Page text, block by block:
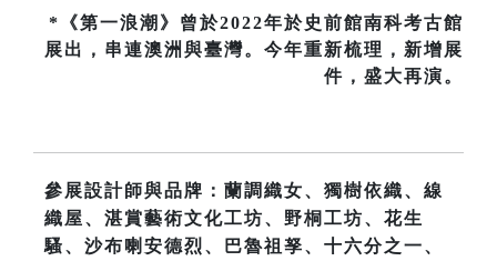
*《第一浪潮》曾於2022年於史前館南科考古館
展出，串連澳洲與臺灣。今年重新梳理，新增展
件，盛大再演。
參展設計師與品牌：蘭調織女、獨樹依織、線
織屋、湛賞藝術文化工坊、野桐工坊、花生
騷、沙布喇安德烈、巴魯祖孥、十六分之一、